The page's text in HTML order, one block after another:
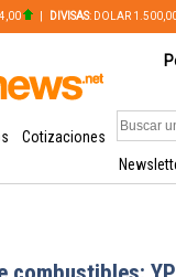
DIVISAS: DOLAR
Cotizaciones